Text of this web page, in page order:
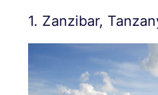
1. Zanzibar,